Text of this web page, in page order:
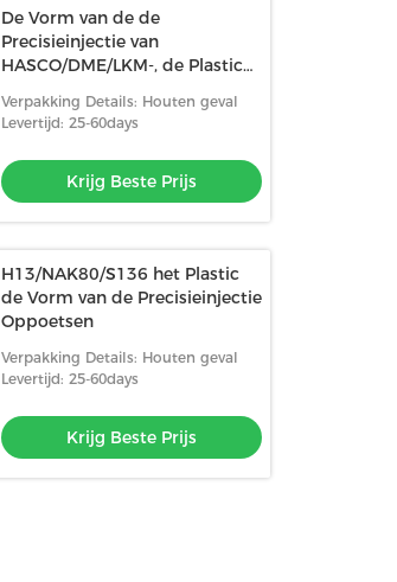
De Vorm van de de
Precisieinjectie van
HASCO/DME/LKM-, de Plastic
Verpakking Details: Houten geval
Levertijd: 25-60days
Krijg Beste Prijs
H13/NAK80/S136 het Plastic
de Vorm van de Precisieinjectie
Oppoetsen
Verpakking Details: Houten geval
Levertijd: 25-60days
Krijg Beste Prijs